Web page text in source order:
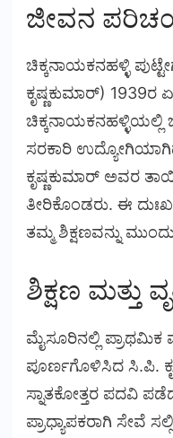
ಜೀವನ
ಚಿಕ್ಕನಾಯಕನಹಳ್ಳಿ
ಕೃಷ್ಣಕುಮಾರ್)
ಚಿಕ್ಕನಾಯಕನಹಳ್ಳಿಯಲ್ಲಿ
ಸರಕಾರಿ
ಕೃಷ್ಣಕುಮಾರ್ ಅವರ
ತೀರಿಕೊಂಡರು. ಈ
ತಮ್ಮ ಶಿಕ್ಷಣವನ್ನು
ಶಿಕ್ಷಣ ಮತ್ತು
ಮೈಸೂರಿನಲ್ಲಿ ಪ್ರಾಥಮಿಕ
ಪೂರ್ಣಗೊಳಿಸಿದ ಸಿ.ಪಿ.
ಸ್ನಾತಕೋತ್ತರ ಪದವಿ
ಪ್ರಾಧ್ಯಾಪಕರಾಗಿ ಸೇವೆ